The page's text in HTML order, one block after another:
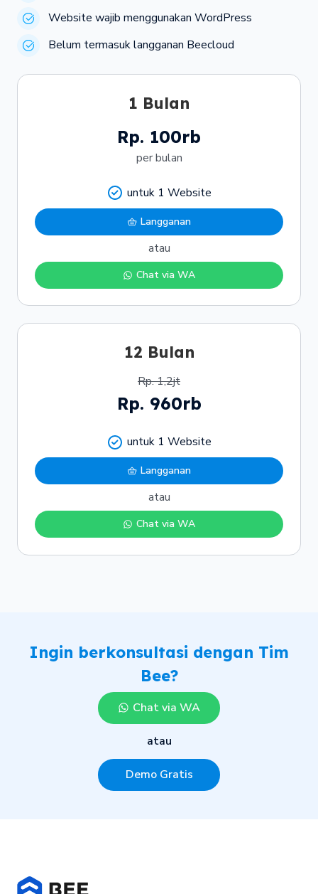
Website wajib menggunakan WordPress
Belum termasuk langganan Beecloud
1 Bulan
Rp. 100rb
per bulan
untuk 1 Website
Langganan
atau
Chat via WA
12 Bulan
Rp. 1,2jt
Rp. 960rb
untuk 1 Website
Langganan
atau
Chat via WA
Ingin berkonsultasi dengan Tim
Bee?
Chat via WA
atau
Demo Gratis